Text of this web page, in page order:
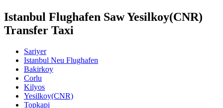
Istanbul Flughafen Saw Yesilkoy(CNR)
Transfer Taxi
Sariyer
Istanbul Neu Flughafen
Bakirkoy
Corlu
Kilyos
Yesilkoy(CNR)
Topkapi